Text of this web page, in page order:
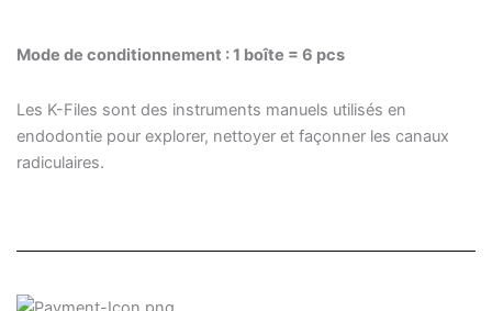
Mode de conditionnement : 1 boîte = 6 pcs
Les K-Files sont des instruments manuels utilisés en
endodontie pour explorer, nettoyer et façonner les canaux
radiculaires.